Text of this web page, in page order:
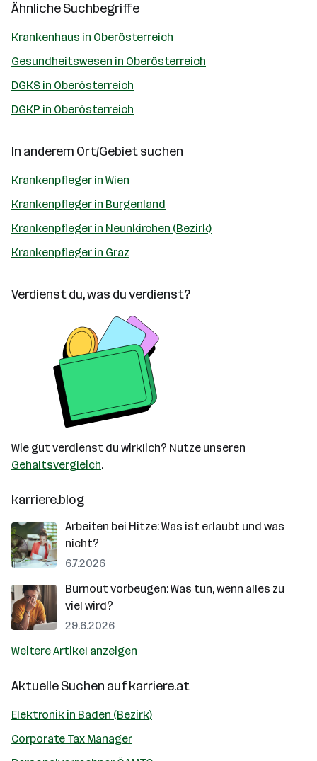
Ähnliche Suchbegriffe
Krankenhaus in Oberösterreich
Gesundheitswesen in Oberösterreich
DGKS in Oberösterreich
DGKP in Oberösterreich
In anderem Ort/Gebiet suchen
Krankenpfleger in Wien
Krankenpfleger in Burgenland
Krankenpfleger in Neunkirchen (Bezirk)
Krankenpfleger in Graz
Verdienst du, was du verdienst?
Wie gut verdienst du wirklich? Nutze unseren
Gehaltsvergleich.
karriere.blog
Arbeiten bei Hitze: Was ist erlaubt und was
nicht?
6.7.2026
Burnout vorbeugen: Was tun, wenn alles zu
viel wird?
29.6.2026
Weitere Artikel anzeigen
Aktuelle Suchen aufkarriere.at
Elektronik in Baden (Bezirk)
Corporate Tax Manager